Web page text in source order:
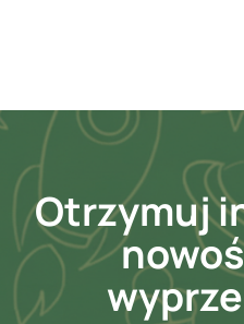
Otrzymuj